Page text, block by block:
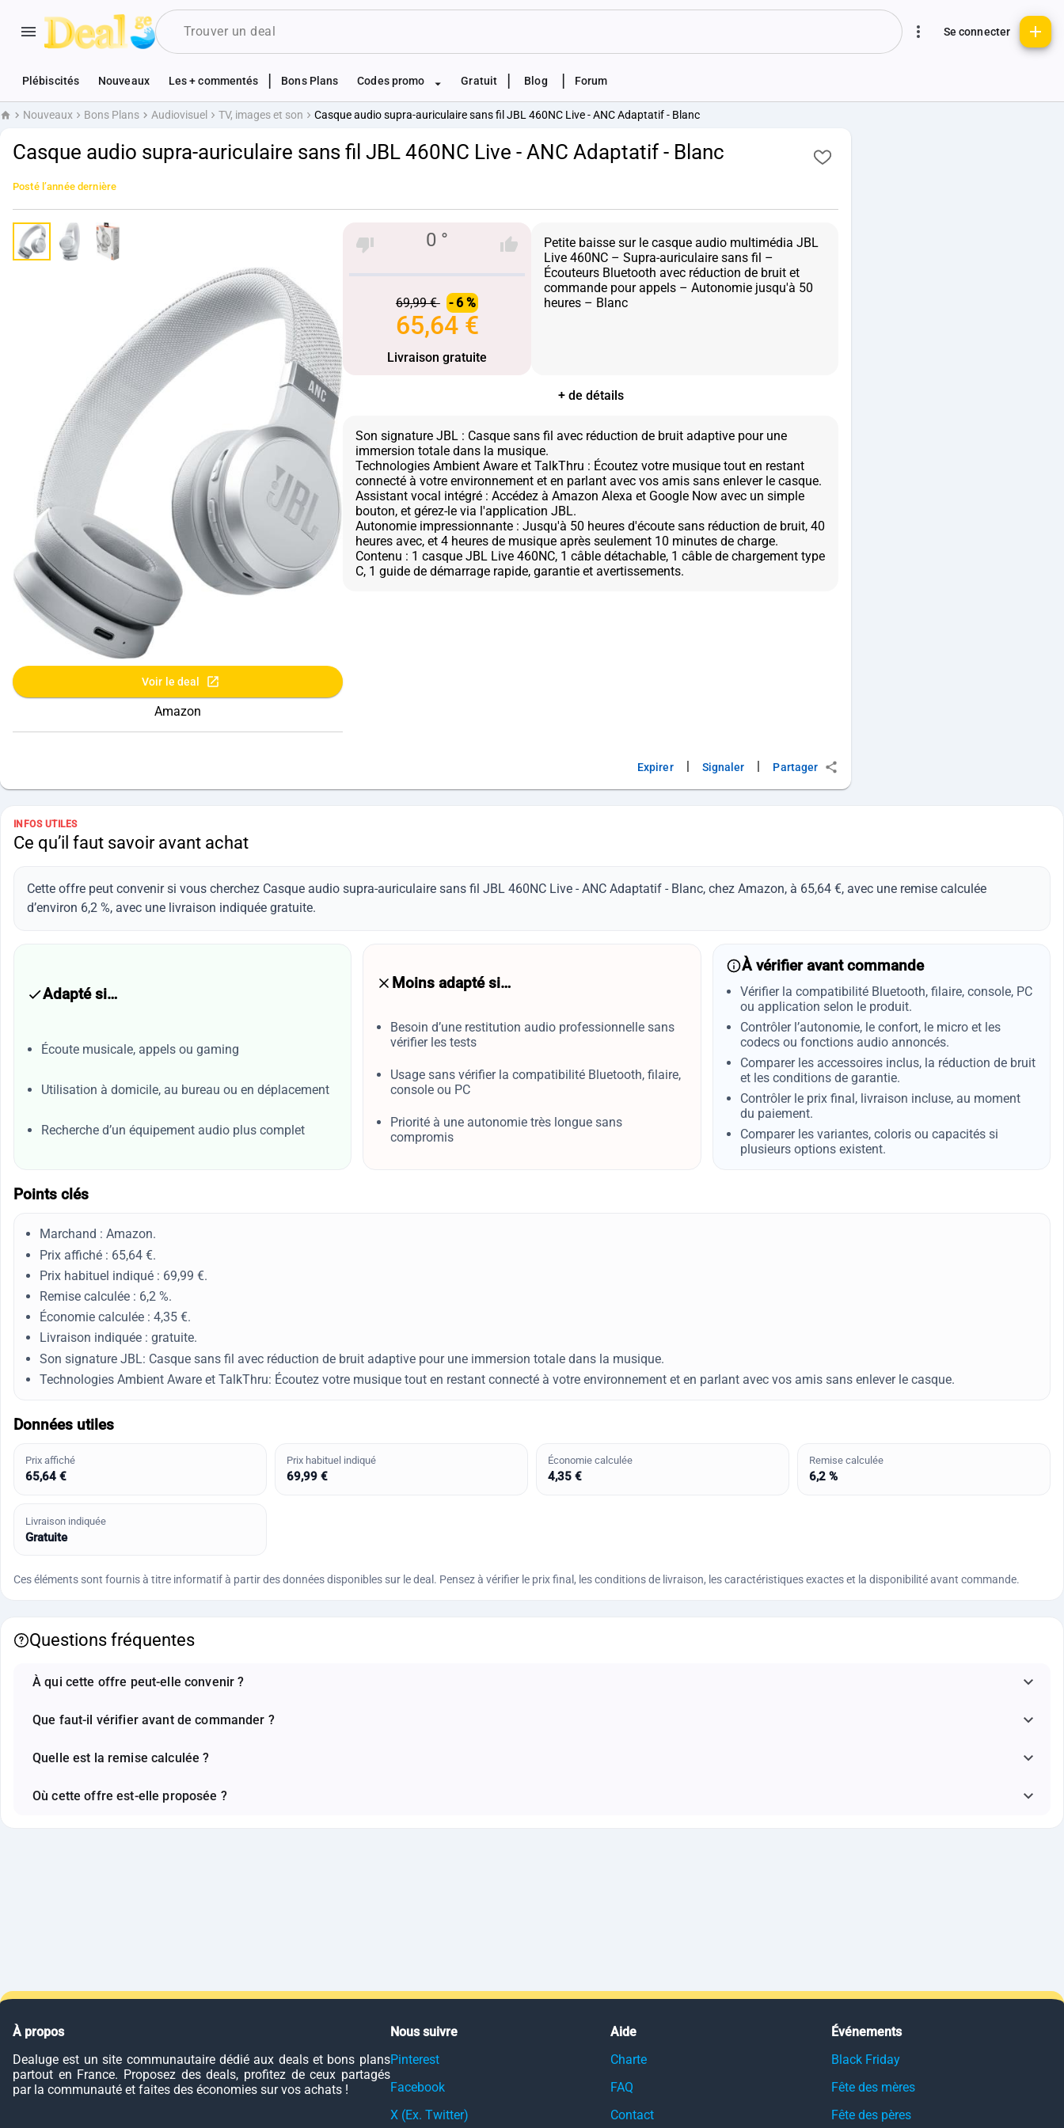
Se connecter
Plébiscités Nouveaux Les + commentés Bons Plans Codes promo Gratuit Blog Forum
AccueilNouveaux Bons Plans Audiovisuel TV, images et son Casque audio supra-auriculaire sans fil JBL 460NC Live - ANC Adaptatif - Blanc
Casque audio supra-auriculaire sans fil JBL 460NC Live - ANC Adaptatif - Blanc
Posté l’année dernière
Voir le deal
Amazon
0 °
69,99 € - 6 %
65,64 €
Livraison gratuite
Petite baisse sur le casque audio multimédia JBL
Live 460NC – Supra-auriculaire sans fil –
Écouteurs Bluetooth avec réduction de bruit et
commande pour appels – Autonomie jusqu'à 50
heures – Blanc
+ de détails
Son signature JBL : Casque sans fil avec réduction de bruit adaptive pour une
immersion totale dans la musique.
Technologies Ambient Aware et TalkThru : Écoutez votre musique tout en restant
connecté à votre environnement et en parlant avec vos amis sans enlever le casque.
Assistant vocal intégré : Accédez à Amazon Alexa et Google Now avec un simple
bouton, et gérez-le via l'application JBL.
Autonomie impressionnante : Jusqu'à 50 heures d'écoute sans réduction de bruit, 40
heures avec, et 4 heures de musique après seulement 10 minutes de charge.
Contenu : 1 casque JBL Live 460NC, 1 câble détachable, 1 câble de chargement type
Expirer Signaler Partager
INFOS UTILES
Ce qu’il faut savoir avant achat
Cette offre peut convenir si vous cherchez Casque audio supra-auriculaire sans fil JBL 460NC Live - ANC Adaptatif - Blanc, chez Amazon, à 65,64 €, avec une remise calculée
d’environ 6,2 %, avec une livraison indiquée gratuite.
Adapté si…
Écoute musicale, appels ou gaming
Utilisation à domicile, au bureau ou en déplacement
Recherche d’un équipement audio plus complet
Moins adapté si…
Besoin d’une restitution audio professionnelle sans
vérifier les tests
Usage sans vérifier la compatibilité Bluetooth, filaire,
console ou PC
Priorité à une autonomie très longue sans
compromis
À vérifier avant commande
Vérifier la compatibilité Bluetooth, filaire, console, PC
ou application selon le produit.
Contrôler l’autonomie, le confort, le micro et les
codecs ou fonctions audio annoncés.
Comparer les accessoires inclus, la réduction de bruit
et les conditions de garantie.
Contrôler le prix final, livraison incluse, au moment
du paiement.
Comparer les variantes, coloris ou capacités si
plusieurs options existent.
Points clés
Marchand : Amazon.
Prix affiché : 65,64 €.
Prix habituel indiqué : 69,99 €.
Remise calculée : 6,2 %.
Économie calculée : 4,35 €.
Livraison indiquée : gratuite.
Son signature JBL: Casque sans fil avec réduction de bruit adaptive pour une immersion totale dans la musique.
Technologies Ambient Aware et TalkThru: Écoutez votre musique tout en restant connecté à votre environnement et en parlant avec vos amis sans enlever le casque.
Données utiles
Prix affiché
65,64 €
Prix habituel indiqué
69,99 €
Économie calculée
4,35 €
Remise calculée
6,2 %
Livraison indiquée
Gratuite
Ces éléments sont fournis à titre informatif à partir des données disponibles sur le deal. Pensez à vérifier le prix final, les conditions de livraison, les caractéristiques exactes et la disponibilité avant commande.
Questions fréquentes
À qui cette offre peut-elle convenir ?
Que faut-il vérifier avant de commander ?
Quelle est la remise calculée ?
Où cette offre est-elle proposée ?
À propos
Dealuge est un site communautaire dédié aux deals et bons plans
partout en France. Proposez des deals, profitez de ceux partagés
par la communauté et faites des économies sur vos achats !
Nous suivre
Pinterest
Facebook
X (Ex. Twitter)
Aide
Charte
FAQ
Contact
Événements
Black Friday
Fête des mères
Fête des pères